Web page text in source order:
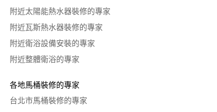
附近太陽能熱水器裝修的專家
附近瓦斯熱水器裝修的專家
附近衛浴設備安裝的專家
附近整體衛浴的專家
各地馬桶裝修的專家
台北市馬桶裝修的專家